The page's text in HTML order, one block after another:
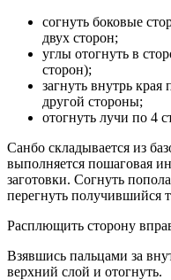
согнуть боковые
двух сторон;
углы отогнуть в
сторон);
загнуть внутрь края
другой стороны;
отогнуть лучи по 4
Санбо складывается из
выполняется пошаговая
заготовки. Согнуть
перегнуть получившийся
Расплющить сторону
Взявшись пальцами за
верхний слой и отогнуть.